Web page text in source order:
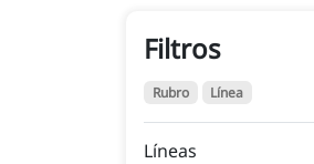
Filtros
Rubro Línea
Líneas